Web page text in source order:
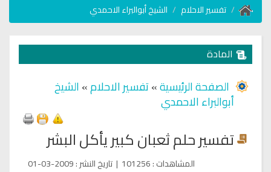
تفسير الاحلام الشيخ أبوالبراء الاحمدي
المادة
الصفحة الرئيسية»تفسير الاحلام»الشيخ
أبوالبراء الاحمدي
تفسير حلم ثعبان كبير يأكل البشر
المشاهدات:
101256
| تاريخ النشر:
2009-03-01